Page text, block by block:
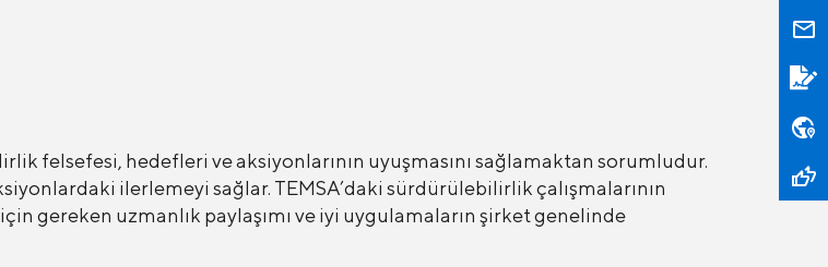
felsefesi, hedefleri ve aksiyonlarının uyuşmasını sağlamaktan sorumludur.
ilerlemeyi sağlar. TEMSA’daki sürdürülebilirlik çalışmalarının
gereken uzmanlık paylaşımı ve iyi uygulamaların şirket genelinde